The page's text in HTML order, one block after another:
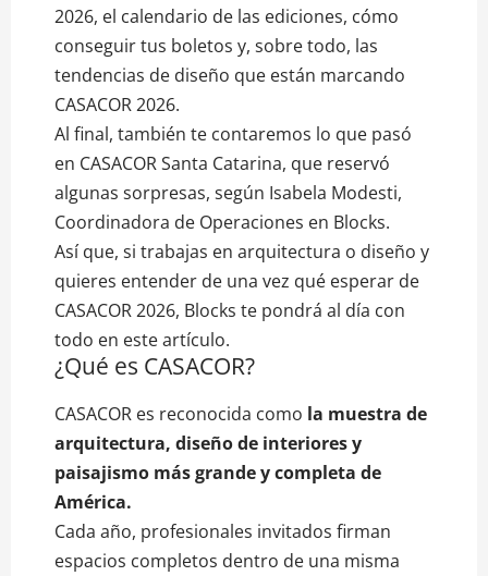
2026, el calendario de las ediciones, cómo
conseguir tus boletos y, sobre todo, las
tendencias de diseño que están marcando
CASACOR 2026.
Al final, también te contaremos lo que pasó
en CASACOR Santa Catarina, que reservó
algunas sorpresas, según Isabela Modesti,
Coordinadora de Operaciones en Blocks.
Así que, si trabajas en arquitectura o diseño y
quieres entender de una vez qué esperar de
CASACOR 2026, Blocks te pondrá al día con
todo en este artículo.
¿Qué es CASACOR?
CASACOR es reconocida como la muestra de
arquitectura, diseño de interiores y
paisajismo más grande y completa de
América.
Cada año, profesionales invitados firman
espacios completos dentro de una misma